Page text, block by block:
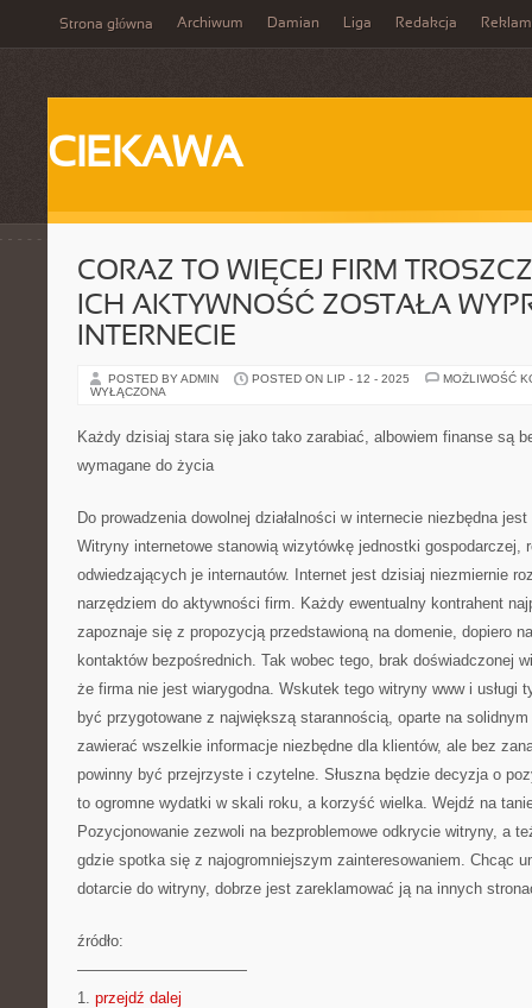
Strona główna Archiwum Damian Liga Redakcja
CIEKAWA
CORAZ TO WIĘCEJ FIRM
ICH AKTYWNOŚĆ ZOSTAŁA
INTERNECIE
POSTED BY ADMIN POSTED ON LIP - 12 - 2025
MOŻLIWOŚĆ
WYŁĄCZONA
Każdy dzisiaj stara się jako tako zarabiać, albowiem finanse są
wymagane do życia
Do prowadzenia dowolnej działalności w internecie niezbędna
Witryny internetowe stanowią wizytówkę jednostki gospodarczej,
odwiedzających je internautów. Internet jest dzisiaj niezmiernie
narzędziem do aktywności firm. Każdy ewentualny kontrahent
zapoznaje się z propozycją przedstawioną na domenie, dopiero
kontaktów bezpośrednich. Tak wobec tego, brak doświadczonej
że firma nie jest wiarygodna. Wskutek tego witryny www i usługi
być przygotowane z największą starannością, oparte na
zawierać wszelkie informacje niezbędne dla klientów, ale bez
powinny być przejrzyste i czytelne. Słuszna będzie decyzja o
to ogromne wydatki w skali roku, a korzyść wielka. Wejdź na
Pozycjonowanie zezwoli na bezproblemowe odkrycie witryny, a
gdzie spotka się z najogromniejszym zainteresowaniem. Chcąc
dotarcie do witryny, dobrze jest zareklamować ją na innych
źródło:
———————————
1. przejdź dalej